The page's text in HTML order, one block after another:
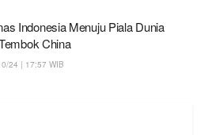
Indonesia Menuju Piala Dunia
China
24 | 17:57 WIB